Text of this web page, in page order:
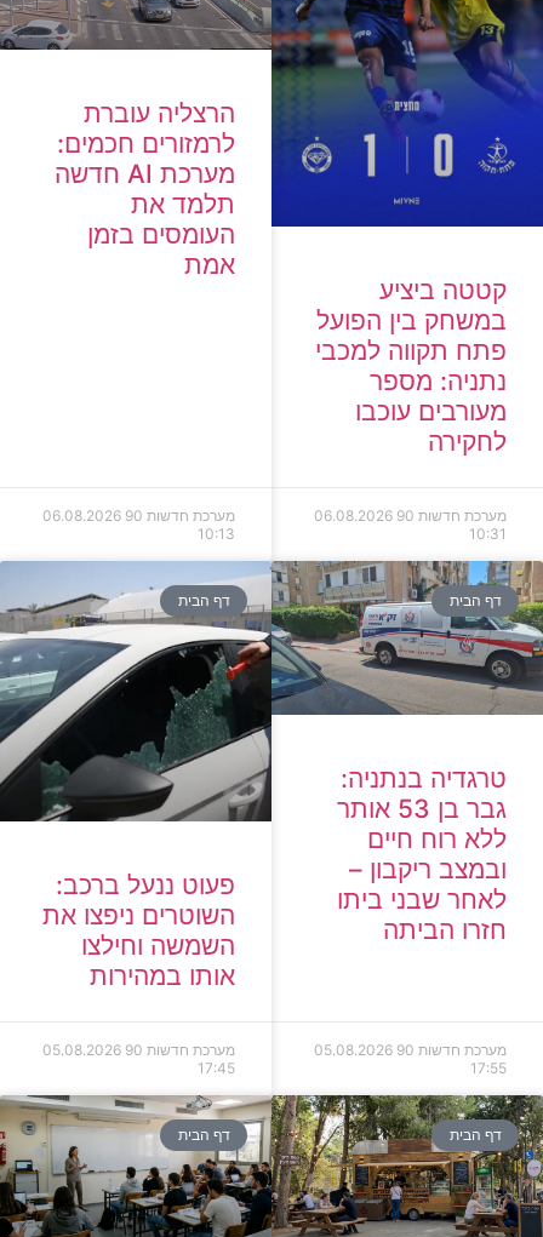
קטטה ביציע
במשחק בין הפועל
פתח תקווה למכבי
נתניה: מספר
מעורבים עוכבו
לחקירה
מערכת חדשות 90
06.08.2026
10:31
הרצליה עוברת
לרמזורים חכמים:
מערכת AI חדשה
תלמד את
העומסים בזמן
אמת
מערכת חדשות 90
06.08.2026
10:13
דף הבית
טרגדיה בנתניה:
גבר בן 53 אותר
ללא רוח חיים
ובמצב ריקבון –
לאחר שבני ביתו
חזרו הביתה
מערכת חדשות 90
05.08.2026
17:55
דף הבית
פעוט ננעל ברכב:
השוטרים ניפצו את
השמשה וחילצו
אותו במהירות
מערכת חדשות 90
05.08.2026
17:45
דף הבית דף הבית